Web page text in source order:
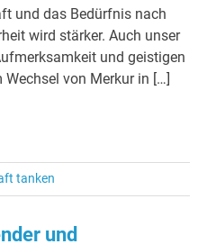
und das Bedürfnis nach
wird stärker. Auch unser
und geistigen
von Merkur in […]
tanken
und